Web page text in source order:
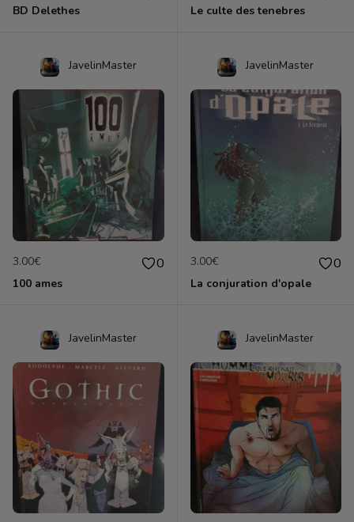
BD Delethes Le culte des tenebres
JavelinMaster
3.00€ 0
100 ames
JavelinMaster
3.00€ 0
La conjuration d'opale
JavelinMaster JavelinMaster